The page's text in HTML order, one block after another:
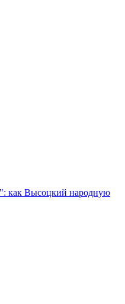
как Высоцкий народную